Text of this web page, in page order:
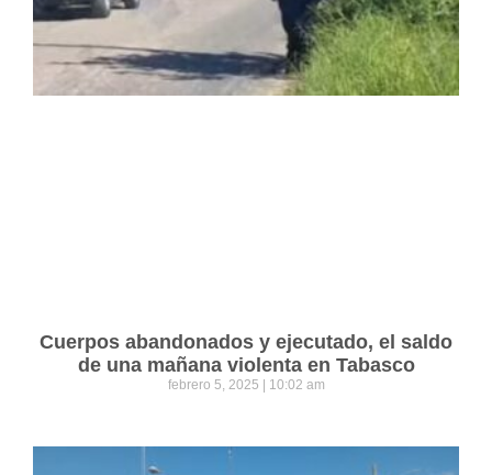
Cuerpos abandonados y ejecutado, el saldo
de una mañana violenta en Tabasco
febrero 5, 2025 10:02 am